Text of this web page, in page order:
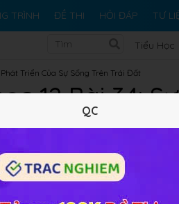
TRÌNH ĐỀ THI HỎI ĐÁP TƯ
Tiểu Học
Triển Của Sự Sống Trên Trái Đất
12 Bài 34:
thức như:
bằng chứng về
QC